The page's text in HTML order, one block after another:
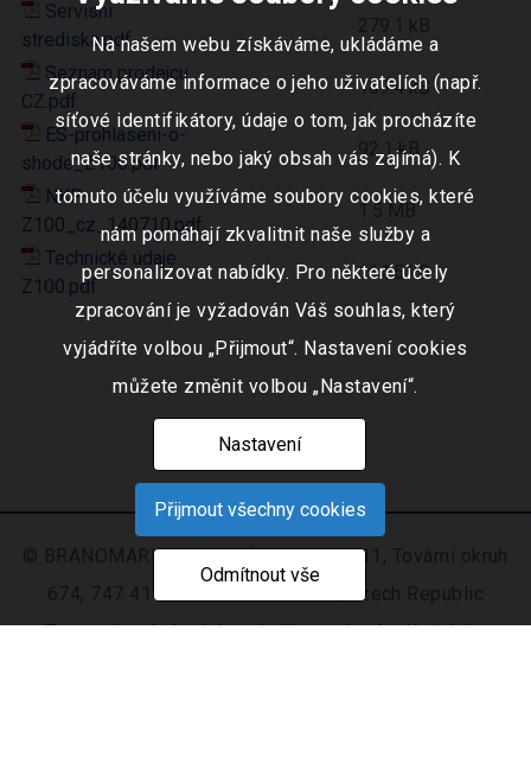
Servisni
strediska.pdf
279.1 kB
Seznam prodejcu
CZ.pdf
109.4 kB
ES-prohlaseni-o-
shode_Z100.pdf
92.1 kB
NKP-
Z100_cz_140710.pdf
1.5 MB
Technické údaje
Z100.pdf
164.5 kB
© BRANOMARKET s.r.o., IČO: 253 51 311, Tovární okruh
674, 747 41 Hradec nad Moravicí, Czech Republic
Zapsaná v obchodním rejstříku vedeném Krajským
Na našem webu získáváme, ukládáme a
zpracováváme informace o jeho uživatelích (např.
síťové identifikátory, údaje o tom, jak procházíte
naše stránky, nebo jaký obsah vás zajímá). K
tomuto účelu využíváme soubory cookies, které
nám pomáhají zkvalitnit naše služby a
personalizovat nabídky. Pro některé účely
zpracování je vyžadován Váš souhlas, který
vyjádříte volbou „Přijmout“. Nastavení cookies
můžete změnit volbou „Nastavení“.
Nastavení
Přijmout všechny cookies
Odmítnout vše